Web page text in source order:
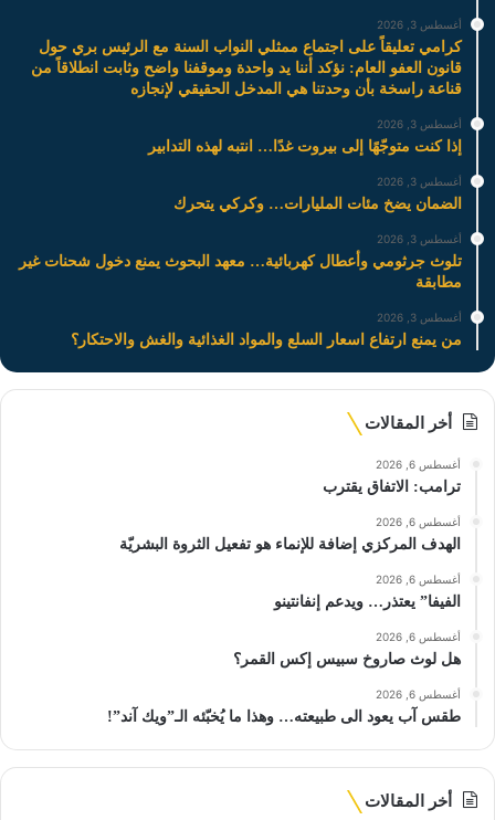
أغسطس 3, 2026
كرامي تعليقاً على اجتماع ممثلي النواب السنة مع الرئيس بري حول
قانون العفو العام: نؤكد أننا يد واحدة وموقفنا واضح وثابت انطلاقاً من
قناعة راسخة بأن وحدتنا هي المدخل الحقيقي لإنجازه
أغسطس 3, 2026
إذا كنت متوجّهًا إلى بيروت غدًا… انتبه لهذه التدابير
أغسطس 3, 2026
الضمان يضخ مئات المليارات… وكركي يتحرك
أغسطس 3, 2026
تلوث جرثومي وأعطال كهربائية… معهد البحوث يمنع دخول شحنات غير
مطابقة
أغسطس 3, 2026
من يمنع ارتفاع اسعار السلع والمواد الغذائية والغش والاحتكار؟
أخر المقالات
أغسطس 6, 2026
ترامب: الاتفاق يقترب
أغسطس 6, 2026
الهدف المركزي إضافة للإنماء هو تفعيل الثروة البشريّة
أغسطس 6, 2026
الفيفا” يعتذر… ويدعم إنفانتينو
أغسطس 6, 2026
هل لوث صاروخ سبيس إكس القمر؟
أغسطس 6, 2026
طقس آب يعود الى طبيعته… وهذا ما يُخبّئه الـ”ويك آند”!
أخر المقالات